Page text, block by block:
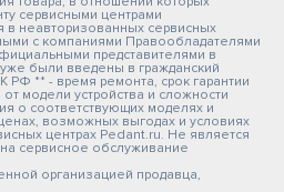
сервисными центрами
в неавторизованных сервисных
с компаниями Правообладателями
представителями в
были введены в гражданский
РФ ** - время ремонта, срок гарантии
модели устройства и сложности
о соответствующих моделях и
возможных выгодах и условиях
центрах Pedant.ru. Не является
сервисное обслуживание
организацией продавца,